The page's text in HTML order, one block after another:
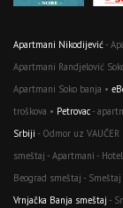
Apartmani Nikodijević-
Apartmani Randjelović
Apartmani Soko banja •
troškova • Petrovac-
Srbiji - Odmor uz
smeštaj - Apartmani -
Beograd smeštaj -
Vrnjačka Banja smeštaj -